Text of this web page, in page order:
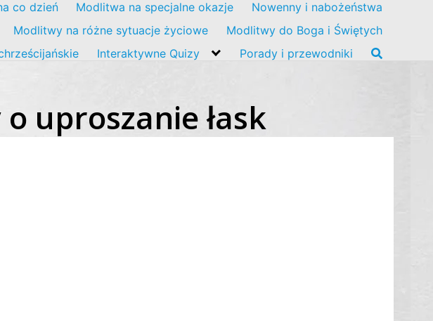
co dzień Modlitwa na specjalne okazje
Nowenny i nabożeństwa
Modlitwy na różne sytuacje życiowe
Modlitwy do Boga i Świętych
Interaktywne Quizy Porady i przewodniki
uproszanie łask